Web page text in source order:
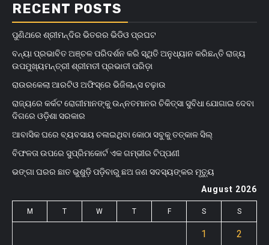
RECENT POSTS
ପୁଣିଥରେ ଶ୍ରୀମନ୍ଦିର ଭିତରର ଭିଡିଓ ପ୍ରଘଟ
ବନ୍ୟା ପ୍ରଭାବିତ ଅଞ୍ଚଳ ପରିଦର୍ଶନ କରି ସ୍ଥିତି ଅନୁଧ୍ୟାନ କରିଛନ୍ତି ରାଜ୍ୟ
ଉପମୁଖ୍ୟମନ୍ତ୍ରୀ ଶ୍ରୀମତୀ ପ୍ରଭାତୀ ପରିଡ଼ା
ରାଉରକେଲା ଆରଟିଓ ଅଫିସ୍‌ରେ ଭିଜିଲାନ୍ସ ଚଢ଼ାଉ
ରାଜ୍ୟରେ କର୍କଟ ରୋଗୀମାନଙ୍କୁ ଉନ୍ନତମାନର ଚିକିତ୍ସା ସୁବିଧା ଯୋଗାଇ ଦେବା
ଦିଗରେ ଓଡ଼ିଶା ସରକାର
ଆବାସିକ ଘରେ ବ୍ୟବସାୟ ଚଳାଇଥିବା କୋଠା ସବୁକୁ ତତ୍କାଳ ସିଲ୍‌
ବିଫଳତା ଉପରେ ସୁପ୍ରିମକୋର୍ଟ ଏକ ଗମ୍ଭୀର ଟିପ୍ପଣୀ
ଭଙ୍ଗା ଘରର ଛାତ ଭୁଶୁଡ଼ି ପଡ଼ିବାରୁ ଛଅ ଜଣ ସଦସ୍ୟଙ୍କର ମୃତ୍ୟୁ
August 2026
M T W T F S S
1 2